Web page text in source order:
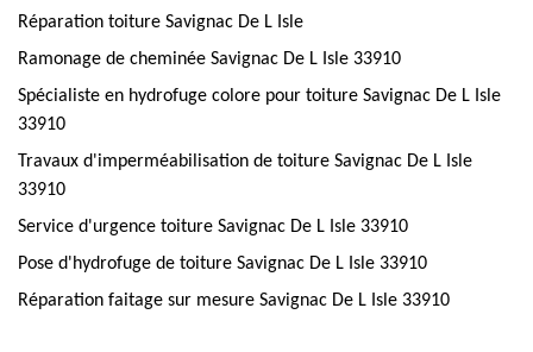
Réparation toiture Savignac De L Isle
Ramonage de cheminée Savignac De L Isle 33910
Spécialiste en hydrofuge colore pour toiture Savignac De L Isle
33910
Travaux d'imperméabilisation de toiture Savignac De L Isle
33910
Service d'urgence toiture Savignac De L Isle 33910
Pose d'hydrofuge de toiture Savignac De L Isle 33910
Réparation faitage sur mesure Savignac De L Isle 33910